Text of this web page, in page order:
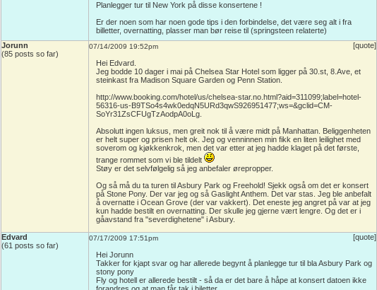
Planlegger tur til New York på disse konsertene !
Er der noen som har noen gode tips i den forbindelse, det være seg alt i fra
billetter, overnatting, plasser man bør reise til (springsteen relaterte)
Jorunn
(85 posts so far)
07/14/2009 19:52pm [quote]
Hei Edvard.
Jeg bodde 10 dager i mai på Chelsea Star Hotel som ligger på 30.st, 8.Ave, et
steinkast fra Madison Square Garden og Penn Station.
http://www.booking.com/hotel/us/chelsea-star.no.html?aid=311099;label=hotel-
56316-us-B9TSo4s4wk0edqN5URd3qwS926951477;ws=&gclid=CM-
SoYr31ZsCFUgTzAodpA0oLg.
Absolutt ingen luksus, men greit nok til å være midt på Manhattan. Beliggenheten
er helt super og prisen helt ok. Jeg og venninnen min fikk en liten leilighet med
soverom og kjøkkenkrok, men det var etter at jeg hadde klaget på det første,
trange rommet som vi ble tildelt
Støy er det selvfølgelig så jeg anbefaler ørepropper.
Og så må du ta turen til Asbury Park og Freehold! Sjekk også om det er konsert
på Stone Pony. Der var jeg og så Gaslight Anthem. Det var stas. Jeg ble anbefalt
å overnatte i Ocean Grove (der var vakkert). Det eneste jeg angret på var at jeg
kun hadde bestilt en overnatting. Der skulle jeg gjerne vært lengre. Og det er i
gåavstand fra "severdighetene" i Asbury.
Edvard
(61 posts so far)
07/17/2009 17:51pm [quote]
Hei Jorunn
Takker for kjapt svar og har allerede begynt å planlegge tur til bla Asbury Park og
stony pony
Fly og hotell er allerede bestilt - så da er det bare å håpe at konsert datoen ikke